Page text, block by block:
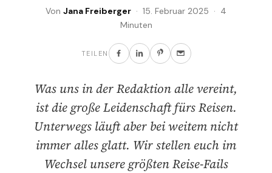
Von Jana Freiberger · 15. Februar 2025 · 4
Minuten
TEILEN
Was uns in der Redaktion alle vereint,
ist die große Leidenschaft fürs Reisen.
Unterwegs läuft aber bei weitem nicht
immer alles glatt. Wir stellen euch im
Wechsel unsere größten Reise-Fails